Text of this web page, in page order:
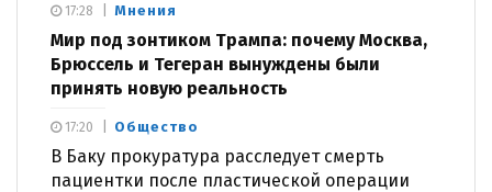
Мнения
Мир под зонтиком Трампа: почему Москва,
Брюссель и Тегеран вынуждены были
принять новую реальность
17:28
Общество
В Баку прокуратура расследует смерть
пациентки после пластической операции
17:20